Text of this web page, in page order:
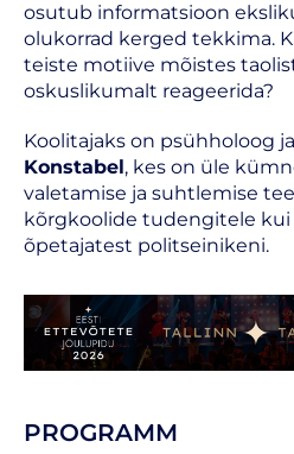
osutub informatsioon
olukorrad kerged tekkima.
teiste motiive mõistes
oskuslikumalt reageerida?
Koolitajaks on psühholoog
Konstabel, kes on üle
valetamise ja suhtlemise
kõrgkoolide tudengitele kui
õpetajatest politseinikeni.
PROGRAMM